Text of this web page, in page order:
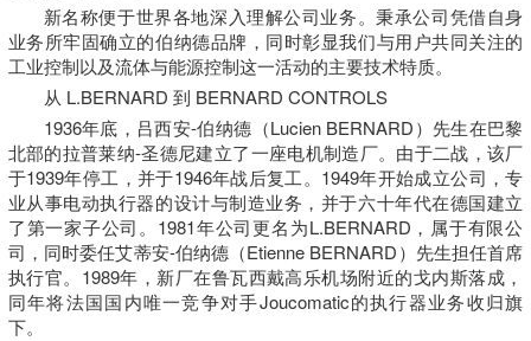
新名称便于世界各地深入理解公司业务。秉承公司凭借自身
业务所牢固确立的伯纳德品牌，同时彰显我们与用户共同关注的
工业控制以及流体与能源控制这一活动的主要技术特质。
从 L.BERNARD 到 BERNARD CONTROLS
1936年底，吕西安-伯纳德（Lucien BERNARD）先生在巴黎
北部的拉普莱纳-圣德尼建立了一座电机制造厂。由于二战，该厂
于1939年停工，并于1946年战后复工。1949年开始成立公司，专
业从事电动执行器的设计与制造业务，并于六十年代在德国建立
了第一家子公司。1981年公司更名为L.BERNARD，属于有限公
司，同时委任艾蒂安-伯纳德（Etienne BERNARD）先生担任首席
执行官。1989年，新厂在鲁瓦西戴高乐机场附近的戈内斯落成，
同年将法国国内唯一竞争对手Joucomatic的执行器业务收归旗
下。